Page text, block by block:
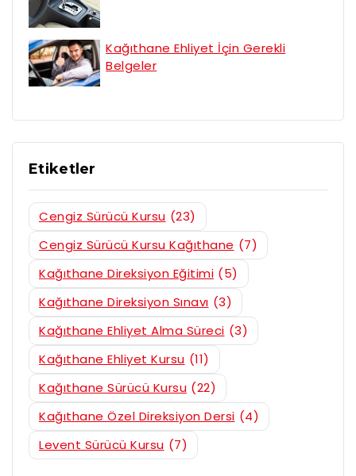
Kağıthane Ehliyet İçin Gerekli
Belgeler
Etiketler
Cengiz Sürücü Kursu (23)
Cengiz Sürücü Kursu Kağıthane (7)
Kağıthane Direksiyon Eğitimi (5)
Kağıthane Direksiyon Sınavı (3)
Kağıthane Ehliyet Alma Süreci (3)
Kağıthane Ehliyet Kursu (11)
Kağıthane Sürücü Kursu (22)
Kağıthane Özel Direksiyon Dersi (4)
Levent Sürücü Kursu (7)